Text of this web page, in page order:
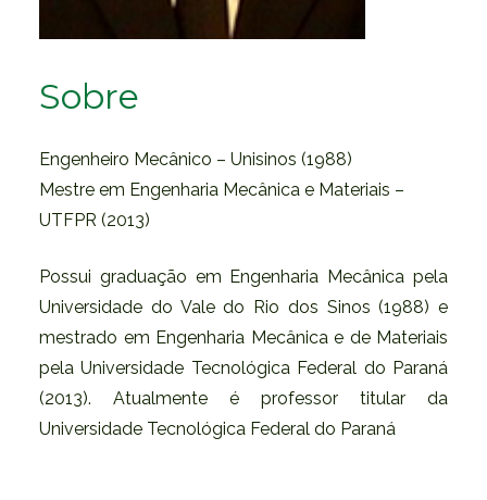
Sobre
Engenheiro Mecânico – Unisinos (1988)
Mestre em Engenharia Mecânica e Materiais –
UTFPR (2013)
Possui graduação em Engenharia Mecânica pela
Universidade do Vale do Rio dos Sinos (1988) e
mestrado em Engenharia Mecânica e de Materiais
pela Universidade Tecnológica Federal do Paraná
(2013). Atualmente é professor titular da
Universidade Tecnológica Federal do Paraná